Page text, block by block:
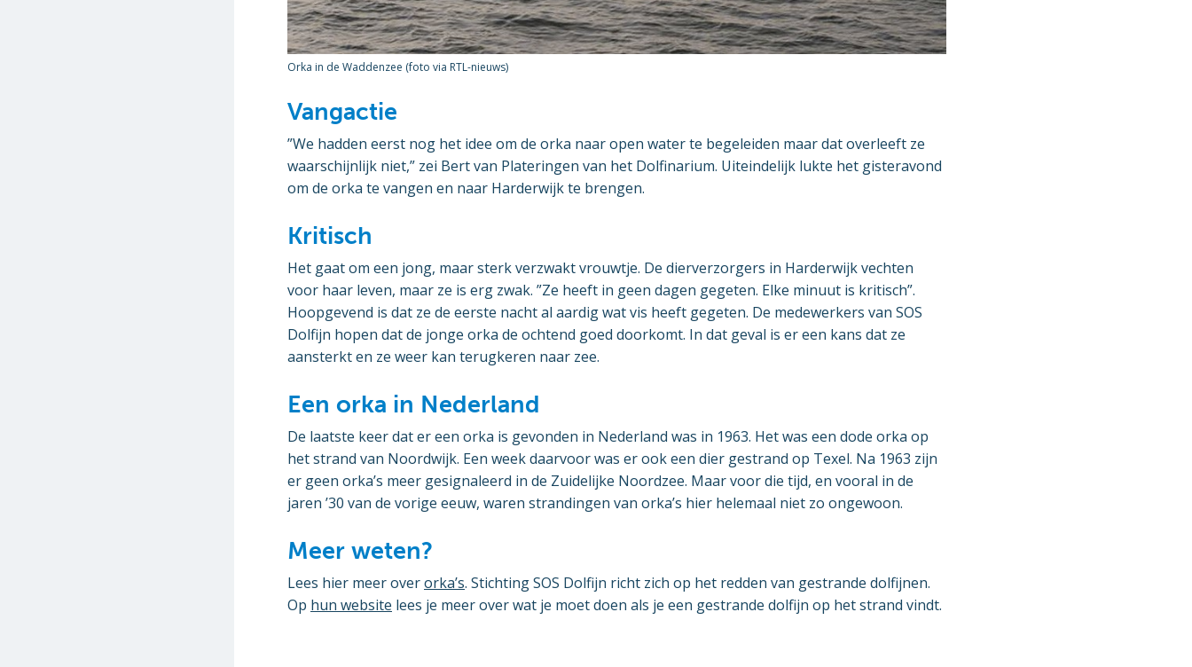
Orka in de Waddenzee (foto via RTL-nieuws)
Vangactie
”We hadden eerst nog het idee om de orka naar open water te begeleiden maar dat overleeft ze
waarschijnlijk niet,” zei Bert van Plateringen van het Dolfinarium. Uiteindelijk lukte het gisteravond
om de orka te vangen en naar Harderwijk te brengen.
Kritisch
Het gaat om een jong, maar sterk verzwakt vrouwtje. De dierverzorgers in Harderwijk vechten
voor haar leven, maar ze is erg zwak. ”Ze heeft in geen dagen gegeten. Elke minuut is kritisch”.
Hoopgevend is dat ze de eerste nacht al aardig wat vis heeft gegeten. De medewerkers van SOS
Dolfijn hopen dat de jonge orka de ochtend goed doorkomt. In dat geval is er een kans dat ze
aansterkt en ze weer kan terugkeren naar zee.
Een orka in Nederland
De laatste keer dat er een orka is gevonden in Nederland was in 1963. Het was een dode orka op
het strand van Noordwijk. Een week daarvoor was er ook een dier gestrand op Texel. Na 1963 zijn
er geen orka’s meer gesignaleerd in de Zuidelijke Noordzee. Maar voor die tijd, en vooral in de
jaren ’30 van de vorige eeuw, waren strandingen van orka’s hier helemaal niet zo ongewoon.
Meer weten?
Lees hier meer overorka’s. Stichting SOS Dolfijn richt zich op het redden van gestrande dolfijnen.
Op hun website lees je meer over wat je moet doen als je een gestrande dolfijn op het strand vindt.